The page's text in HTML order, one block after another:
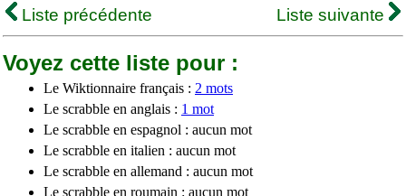
Liste précédente
Liste suivante
Voyez cette liste pour :
Le Wiktionnaire français : 2 mots
Le scrabble en anglais : 1 mot
Le scrabble en espagnol : aucun mot
Le scrabble en italien : aucun mot
Le scrabble en allemand : aucun mot
Le scrabble en roumain : aucun mot